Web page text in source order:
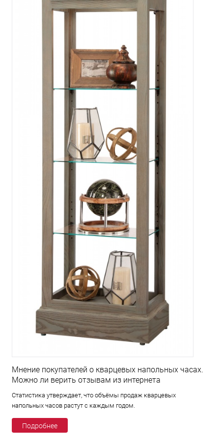
Мнение покупателей о кварцевых напольных часах.
Можно ли верить отзывам из интернета
Статистика утверждает, что объёмы продаж кварцевых
напольных часов растут с каждым годом.
Подробнее